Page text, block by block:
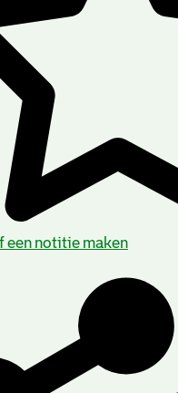
een notitie maken